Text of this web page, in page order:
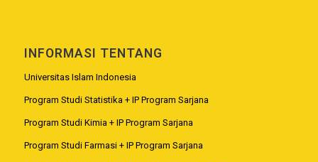
INFORMASI TENTANG
Universitas Islam Indonesia
Program Studi Statistika + IP Program Sarjana
Program Studi Kimia + IP Program Sarjana
Program Studi Farmasi + IP Program Sarjana